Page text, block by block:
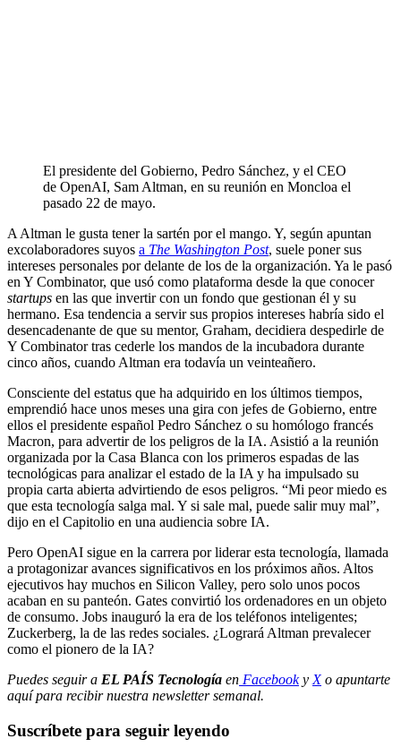
El presidente del Gobierno, Pedro Sánchez, y el CEO
de OpenAI, Sam Altman, en su reunión en Moncloa el
pasado 22 de mayo.
A Altman le gusta tener la sartén por el mango. Y, según apuntan
excolaboradores suyos a The Washington Post, suele poner sus
intereses personales por delante de los de la organización. Ya le pasó
en Y Combinator, que usó como plataforma desde la que conocer
startups en las que invertir con un fondo que gestionan él y su
hermano. Esa tendencia a servir sus propios intereses habría sido el
desencadenante de que su mentor, Graham, decidiera despedirle de
Y Combinator tras cederle los mandos de la incubadora durante
cinco años, cuando Altman era todavía un veinteañero.
Consciente del estatus que ha adquirido en los últimos tiempos,
emprendió hace unos meses una gira con jefes de Gobierno, entre
ellos el presidente español Pedro Sánchez o su homólogo francés
Macron, para advertir de los peligros de la IA. Asistió a la reunión
organizada por la Casa Blanca con los primeros espadas de las
tecnológicas para analizar el estado de la IA y ha impulsado su
propia carta abierta advirtiendo de esos peligros. “Mi peor miedo es
que esta tecnología salga mal. Y si sale mal, puede salir muy mal”,
dijo en el Capitolio en una audiencia sobre IA.
Pero OpenAI sigue en la carrera por liderar esta tecnología, llamada
a protagonizar avances significativos en los próximos años. Altos
ejecutivos hay muchos en Silicon Valley, pero solo unos pocos
acaban en su panteón. Gates convirtió los ordenadores en un objeto
de consumo. Jobs inauguró la era de los teléfonos inteligentes;
Zuckerberg, la de las redes sociales. ¿Logrará Altman prevalecer
como el pionero de la IA?
Puedes seguir a EL PAÍS Tecnología en Facebooky Xo apuntarte
aquí para recibir nuestra newsletter semanal.
Suscríbete para seguir leyendo